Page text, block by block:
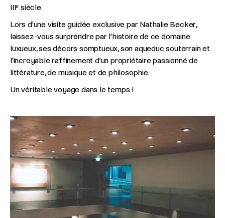
IIIᵉ siècle.
Lors d'une visite guidée exclusive par Nathalie Becker,
laissez-vous surprendre par l'histoire de ce domaine
luxueux, ses décors somptueux, son aqueduc souterrain et
l'incroyable raffinement d'un propriétaire passionné de
littérature, de musique et de philosophie.
Un véritable voyage dans le temps !